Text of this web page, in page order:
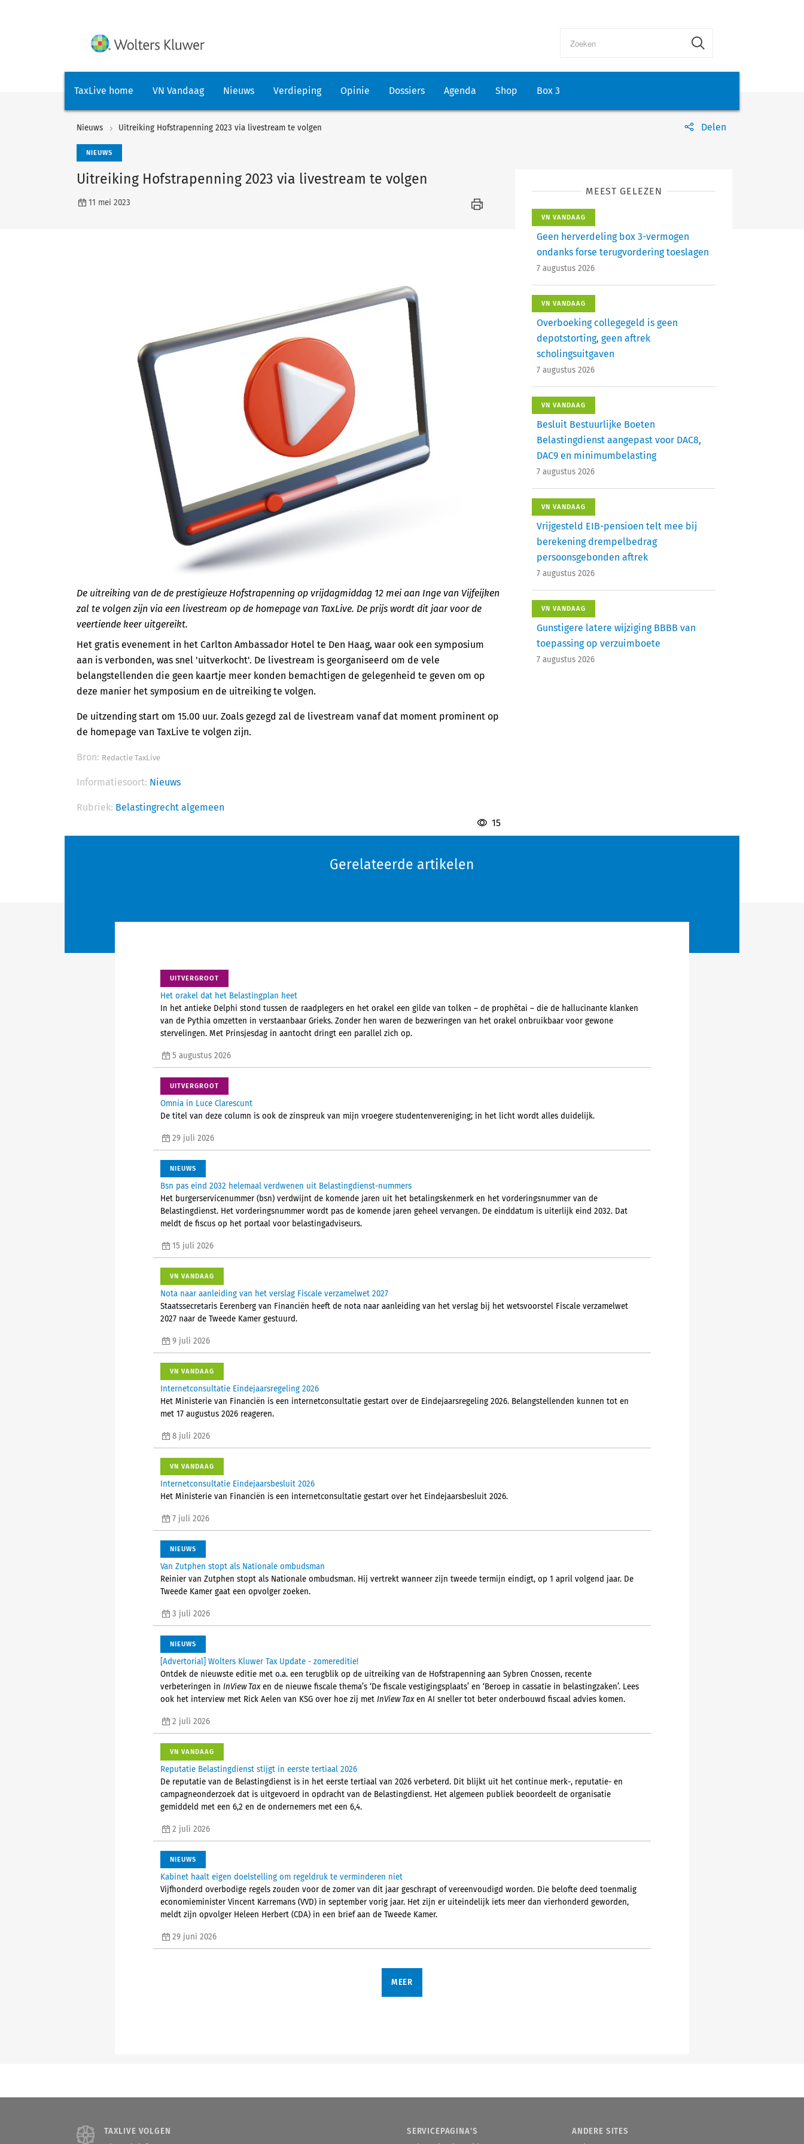
TaxLive home VN Vandaag Nieuws Verdieping Opinie Dossiers Agenda Shop Box 3
Nieuws Uitreiking Hofstrapenning 2023 via livestream te volgen Delen
NIEUWS
Uitreiking Hofstrapenning 2023 via livestream te volgen
11 mei 2023
De uitreiking van de de prestigieuze Hofstrapenning op vrijdagmiddag 12 mei aan Inge van Vijfeijken
zal te volgen zijn via een livestream op de homepage van TaxLive. De prijs wordt dit jaar voor de
veertiende keer uitgereikt.
Het gratis evenement in het Carlton Ambassador Hotel te Den Haag, waar ook een symposium
aan is verbonden, was snel 'uitverkocht'. De livestream is georganiseerd om de vele
belangstellenden die geen kaartje meer konden bemachtigen de gelegenheid te geven om op
deze manier het symposium en de uitreiking te volgen.
De uitzending start om 15.00 uur. Zoals gezegd zal de livestream vanaf dat moment prominent op
de homepage van TaxLive te volgen zijn.
Bron: Redactie TaxLive
Informatiesoort: Nieuws
Rubriek: Belastingrecht algemeen
15
MEEST GELEZEN
VN VANDAAG
Geen herverdeling box 3-vermogen
ondanks forse terugvordering toeslagen
7 augustus 2026
VN VANDAAG
Overboeking collegegeld is geen
depotstorting, geen aftrek
scholingsuitgaven
7 augustus 2026
VN VANDAAG
Besluit Bestuurlijke Boeten
Belastingdienst aangepast voor DAC8,
DAC9 en minimumbelasting
7 augustus 2026
VN VANDAAG
Vrijgesteld EIB-pensioen telt mee bij
berekening drempelbedrag
persoonsgebonden aftrek
7 augustus 2026
VN VANDAAG
Gunstigere latere wijziging BBBB van
toepassing op verzuimboete
7 augustus 2026
Gerelateerde artikelen
UITVERGROOT
Het orakel dat het Belastingplan heet
In het antieke Delphi stond tussen de raadplegers en het orakel een gilde van tolken – de prophētai – die de hallucinante klanken
van de Pythia omzetten in verstaanbaar Grieks. Zonder hen waren de bezweringen van het orakel onbruikbaar voor gewone
stervelingen. Met Prinsjesdag in aantocht dringt een parallel zich op.
5 augustus 2026
UITVERGROOT
Omnia in Luce Clarescunt
De titel van deze column is ook de zinspreuk van mijn vroegere studentenvereniging; in het licht wordt alles duidelijk.
29 juli 2026
NIEUWS
Bsn pas eind 2032 helemaal verdwenen uit Belastingdienst-nummers
Het burgerservicenummer (bsn) verdwijnt de komende jaren uit het betalingskenmerk en het vorderingsnummer van de
Belastingdienst. Het vorderingsnummer wordt pas de komende jaren geheel vervangen. De einddatum is uiterlijk eind 2032. Dat
meldt de fiscus op het portaal voor belastingadviseurs.
15 juli 2026
VN VANDAAG
Nota naar aanleiding van het verslag Fiscale verzamelwet 2027
Staatssecretaris Eerenberg van Financiën heeft de nota naar aanleiding van het verslag bij het wetsvoorstel Fiscale verzamelwet
2027 naar de Tweede Kamer gestuurd.
9 juli 2026
VN VANDAAG
Internetconsultatie Eindejaarsregeling 2026
Het Ministerie van Financiën is een internetconsultatie gestart over de Eindejaarsregeling 2026. Belangstellenden kunnen tot en
met 17 augustus 2026 reageren.
8 juli 2026
VN VANDAAG
Internetconsultatie Eindejaarsbesluit 2026
Het Ministerie van Financiën is een internetconsultatie gestart over het Eindejaarsbesluit 2026.
7 juli 2026
NIEUWS
Van Zutphen stopt als Nationale ombudsman
Reinier van Zutphen stopt als Nationale ombudsman. Hij vertrekt wanneer zijn tweede termijn eindigt, op 1 april volgend jaar. De
Tweede Kamer gaat een opvolger zoeken.
3 juli 2026
NIEUWS
[Advertorial] Wolters Kluwer Tax Update - zomereditie!
Ontdek de nieuwste editie met o.a. een terugblik op de uitreiking van de Hofstrapenning aan Sybren Cnossen, recente
verbeteringen in InView Taxen de nieuwe fiscale thema’s ‘De fiscale vestigingsplaats’ en ‘Beroep in cassatie in belastingzaken’. Lees
ook het interview met Rick Aelen van KSG over hoe zij met InView Taxen AI sneller tot beter onderbouwd fiscaal advies komen.
2 juli 2026
VN VANDAAG
Reputatie Belastingdienst stijgt in eerste tertiaal 2026
De reputatie van de Belastingdienst is in het eerste tertiaal van 2026 verbeterd. Dit blijkt uit het continue merk-, reputatie- en
campagneonderzoek dat is uitgevoerd in opdracht van de Belastingdienst. Het algemeen publiek beoordeelt de organisatie
gemiddeld met een 6,2 en de ondernemers met een 6,4.
2 juli 2026
NIEUWS
Kabinet haalt eigen doelstelling om regeldruk te verminderen niet
Vijfhonderd overbodige regels zouden voor de zomer van dit jaar geschrapt of vereenvoudigd worden. Die belofte deed toenmalig
economieminister Vincent Karremans (VVD) in september vorig jaar. Het zijn er uiteindelijk iets meer dan vierhonderd geworden,
meldt zijn opvolger Heleen Herbert (CDA) in een brief aan de Tweede Kamer.
29 juni 2026
MEER
TAXLIVE VOLGEN
SERVICEPAGINA'S
ANDERE SITES